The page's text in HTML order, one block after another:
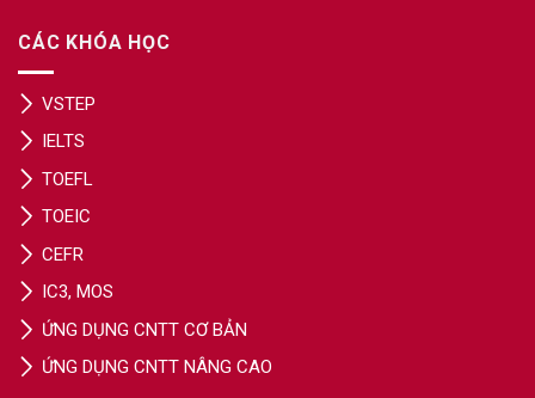
CÁC KHÓA HỌC
VSTEP
ỨNG DỤNG CNTT CƠ BẢN
ỨNG DỤNG CNTT NÂNG CAO
IC3, MOS
IELTS
TOEFL
TOEIC
CEFR